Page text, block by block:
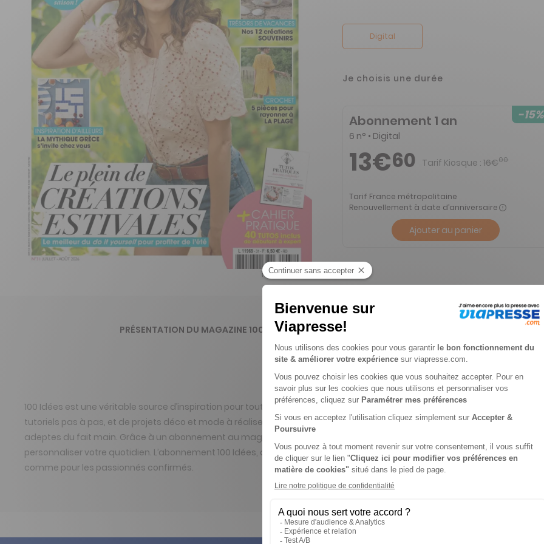
100Idées n° 31
Digital
Je choisis une durée
-15%
Abonnement 1 an
6 n° • Digital
13€60 Tarif Kiosque : 16€00
Tarif France métropolitaine
Renouvellement à date d’anniversaire
Ajouter au panier
PRÉSENTATION DU MAGAZINE 100IDÉES
100 Idées est une véritable source d’inspiration pour toutes celles et ceux qui aiment créer, coudre, bricoler, customiser
tutoriels pas à pas, et de projets déco et mode à réaliser soi-même, avec passion et simplicité. C’est le magazine
adeptes du fait main. Grâce à un abonnement au magazine 100 Idées, recevez à domicile des contenus pleins de
personnaliser votre quotidien. L’abonnement 100 Idées, c’est la promesse de créativité, d’inspiration et de plaisir à
comme pour les passionnés confirmés.